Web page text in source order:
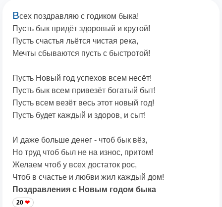
Всех поздравляю с годиком быка!
Пусть бык придёт здоровый и крутой!
Пусть счастья льётся чистая река,
Мечты сбываются пусть с быстротой!
Пусть Новый год успехов всем несёт!
Пусть бык всем привезёт богатый быт!
Пусть всем везёт весь этот новый год!
Пусть будет каждый и здоров, и сыт!
И даже больше денег - чтоб бык вёз,
Но труд чтоб был не на износ, притом!
Желаем чтоб у всех достаток рос,
Чтоб в счастье и любви жил каждый дом!
Поздравления с Новым годом быка
20